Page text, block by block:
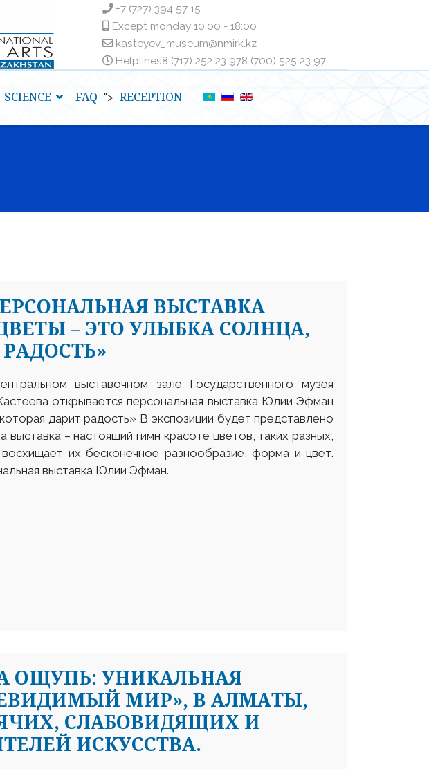
+7 (727) 394 57 15
Except monday 10:00 - 18:00
kasteyev_museum@nmirk.kz
Helplinesㅤ8 (717) 252 23 97ㅤㅤ8 (700) 525 23 97
SCIENCE FAQ "> RECEPTION
ВЫСТАВКА
– ЭТО УЛЫБКА СОЛНЦА,
выставочном зале Государственного музея
открывается персональная выставка Юлии Эфман
дарит радость» В экспозиции будет представлено
выставка – настоящий гимн красоте цветов, таких разных,
их бесконечное разнообразие, форма и цвет.
выставка Юлии Эфман.
ОЩУПЬ: УНИКАЛЬНАЯ
МИР», В АЛМАТЫ,
СЛАБОВИДЯЩИХ И
ИСКУССТВА.